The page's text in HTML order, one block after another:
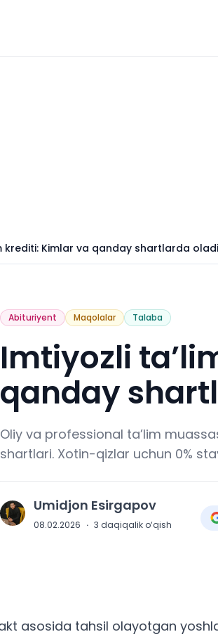
krediti: Kimlar va qanday shartlarda
Abituriyent Maqolalar Talaba
Imtiyozli
qanday
Oliy va professional ta’lim
shartlari. Xotin-qizlar uchun 0%
U Umidjon Esirgapov
08.02.2026 · 3 daqiqalik o‘qish
asosida tahsil olayotgan